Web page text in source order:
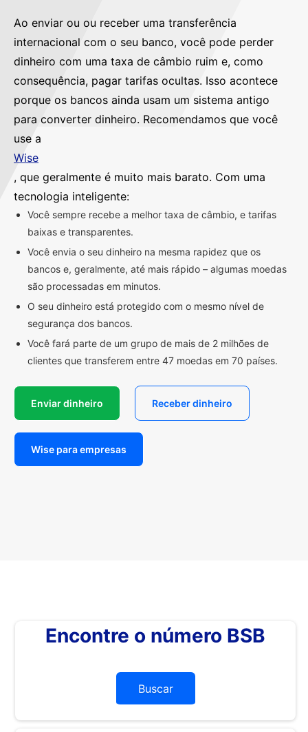
Ao enviar ou ou receber uma transferência
internacional com o seu banco, você pode perder
dinheiro com uma taxa de câmbio ruim e, como
consequência, pagar tarifas ocultas. Isso acontece
porque os bancos ainda usam um sistema antigo
para converter dinheiro. Recomendamos que você
use a
Wise
, que geralmente é muito mais barato. Com uma
tecnologia inteligente:
Você sempre recebe a melhor taxa de câmbio, e tarifas
baixas e transparentes.
Você envia o seu dinheiro na mesma rapidez que os
bancos e, geralmente, até mais rápido – algumas moedas
são processadas em minutos.
O seu dinheiro está protegido com o mesmo nível de
segurança dos bancos.
Você fará parte de um grupo de mais de 2 milhões de
clientes que transferem entre 47 moedas em 70 países.
Enviar dinheiro Receber dinheiro
Wise para empresas
Encontre o número BSB
Buscar